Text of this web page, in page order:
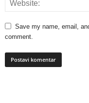
Save my name, email,
comment.